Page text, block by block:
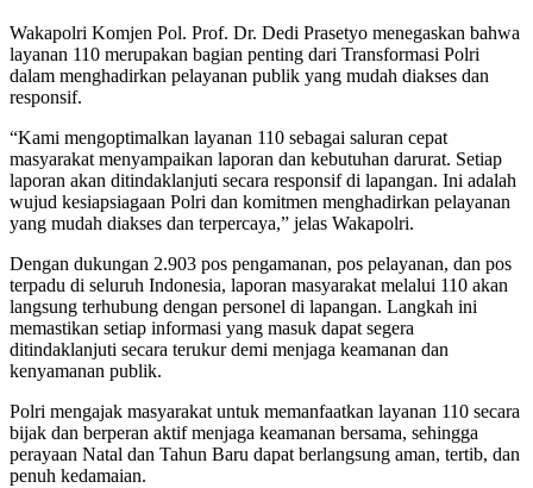
Wakapolri Komjen Pol. Prof. Dr. Dedi Prasetyo menegaskan bahwa
layanan 110 merupakan bagian penting dari Transformasi Polri
dalam menghadirkan pelayanan publik yang mudah diakses dan
responsif.
“Kami mengoptimalkan layanan 110 sebagai saluran cepat
masyarakat menyampaikan laporan dan kebutuhan darurat. Setiap
laporan akan ditindaklanjuti secara responsif di lapangan. Ini adalah
wujud kesiapsiagaan Polri dan komitmen menghadirkan pelayanan
yang mudah diakses dan terpercaya,” jelas Wakapolri.
Dengan dukungan 2.903 pos pengamanan, pos pelayanan, dan pos
terpadu di seluruh Indonesia, laporan masyarakat melalui 110 akan
langsung terhubung dengan personel di lapangan. Langkah ini
memastikan setiap informasi yang masuk dapat segera
ditindaklanjuti secara terukur demi menjaga keamanan dan
kenyamanan publik.
Polri mengajak masyarakat untuk memanfaatkan layanan 110 secara
bijak dan berperan aktif menjaga keamanan bersama, sehingga
perayaan Natal dan Tahun Baru dapat berlangsung aman, tertib, dan
penuh kedamaian.